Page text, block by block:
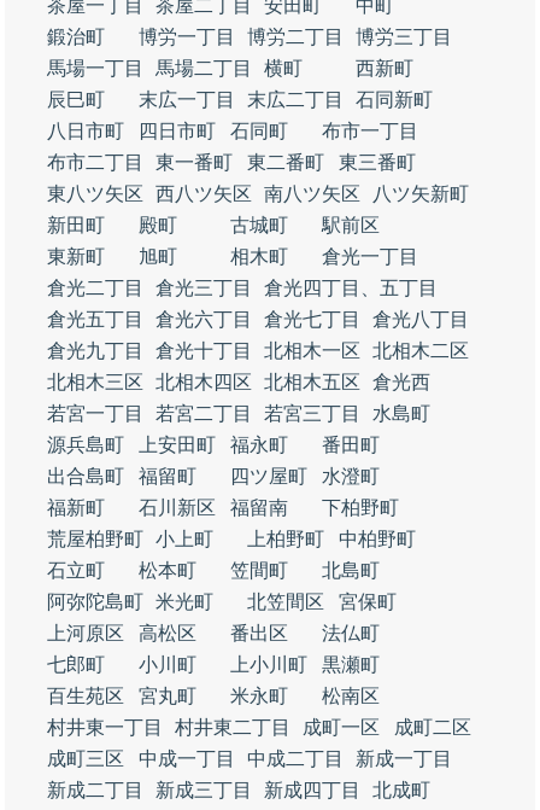
茶屋一丁目 茶屋二丁目 安田町
中町
鍛治町
博労一丁目 博労二丁目
博労三丁目
馬場一丁目
馬場二丁目 横町
西新町
辰巳町
末広一丁目 末広二丁目
石同新町
八日市町
四日市町 石同町
布市一丁目
布市二丁目
東一番町 東二番町
東三番町
東八ツ矢区
西八ツ矢区 南八ツ矢区
八ツ矢新町
新田町
殿町 古城町
駅前区
東新町
旭町 相木町
倉光一丁目
倉光二丁目
倉光三丁目
倉光四丁目、五丁目
倉光五丁目
倉光六丁目 倉光七丁目
倉光八丁目
倉光九丁目
倉光十丁目 北相木一区
北相木二区
北相木三区
北相木四区 北相木五区
倉光西
若宮一丁目
若宮二丁目 若宮三丁目
水島町
源兵島町
上安田町 福永町
番田町
出合島町
福留町 四ツ屋町
水澄町
福新町
石川新区 福留南
下柏野町
荒屋柏野町 小上町 上柏野町
中柏野町
石立町
松本町 笠間町
北島町
阿弥陀島町 米光町 北笠間区
宮保町
上河原区
高松区 番出区
法仏町
七郎町
小川町 上小川町
黒瀬町
百生苑区
宮丸町 米永町
松南区
村井東一丁目
村井東二丁目 成町一区
成町二区
成町三区
中成一丁目 中成二丁目
新成一丁目
新成二丁目
新成三丁目 新成四丁目
北成町